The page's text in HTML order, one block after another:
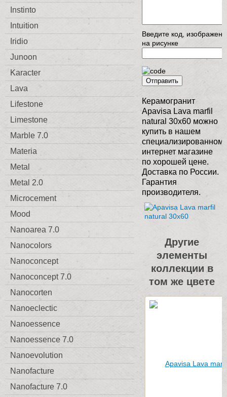
Instinto
Intuition
Iridio
Junoon
Karacter
Lava
Lifestone
Limestone
Marble 7.0
Materia
Metal
Metal 2.0
Microcement
Mood
Nanoarea 7.0
Nanocolors
Nanoconcept
Nanoconcept 7.0
Nanocorten
Nanoeclectic
Nanoessence
Nanoessence 7.0
Nanoevolution
Nanofacture
Nanofacture 7.0
Введите код,
на рисунке
Отправить
Керамогранит
Apavisa Lava marfil
natural 30x60 можно
купить в нашем
специализированном
интернет магазине
по хорошей цене.
Доставка по России.
Гарантия
производителя.
Другие
элементы
коллекции в
том же цвете